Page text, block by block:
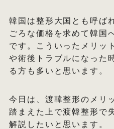
韓国は整形大国とも呼ば
ごろな価格を求めて韓国
です。こういったメリッ
や術後トラブルになった
る方も多いと思います。
今日は、渡韓整形のメリ
踏まえた上で渡韓整形で
解説したいと思います。